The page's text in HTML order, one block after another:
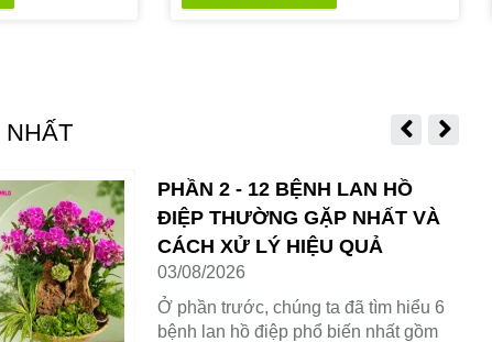
PHẦN 2 - 12 BỆNH LAN HỒ
ĐIỆP THƯỜNG GẶP NHẤT VÀ
CÁCH XỬ LÝ HIỆU QUẢ
03/08/2026
Ở phần trước, chúng ta đã tìm hiểu 6
bệnh lan hồ điệp phổ biến nhất gồm
ở shop được tư vấn tận tình. Nhất định sẽ quay lại !!!
Vân
Vân